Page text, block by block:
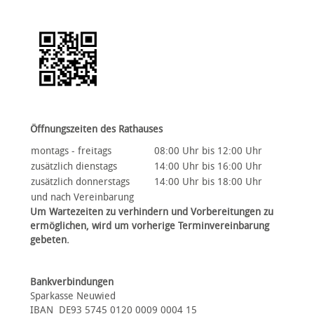
Öffnungszeiten des Rathauses
montags - freitags
08:00 Uhr bis 12:00 Uhr
zusätzlich dienstags
14:00 Uhr bis 16:00 Uhr
zusätzlich donnerstags
14:00 Uhr bis 18:00 Uhr
und nach Vereinbarung
Um Wartezeiten zu verhindern und Vorbereitungen zu
ermöglichen, wird um vorherige Terminvereinbarung
gebeten.
Bankverbindungen
Sparkasse Neuwied
IBAN DE93 5745 0120 0009 0004 15